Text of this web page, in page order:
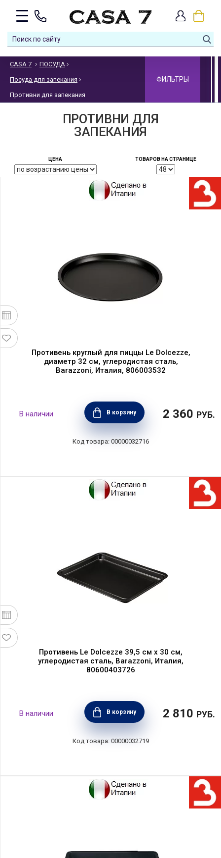
CASA 7 ПОСУДА
Посуда для запекания
Противни для запекания
ФИЛЬТРЫ
ПРОТИВНИ ДЛЯ
ЗАПЕКАНИЯ
ЦЕНА ТОВАРОВ НА СТРАНИЦЕ
Противень круглый для пиццы Le Dolcezze,
диаметр 32 см, углеродистая сталь,
Barazzoni, Италия, 806003532
В корзину 2 360 РУБ.
00000032716
Противень Le Dolcezze 39,5 см х 30 см,
углеродистая сталь, Barazzoni, Италия,
80600403726
В корзину 2 810 РУБ.
00000032719